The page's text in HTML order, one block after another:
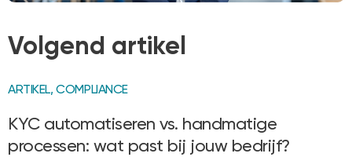
Volgend artikel
ARTIKEL,COMPLIANCE
KYC automatiseren vs. handmatige
processen: wat past bij jouw bedrijf?